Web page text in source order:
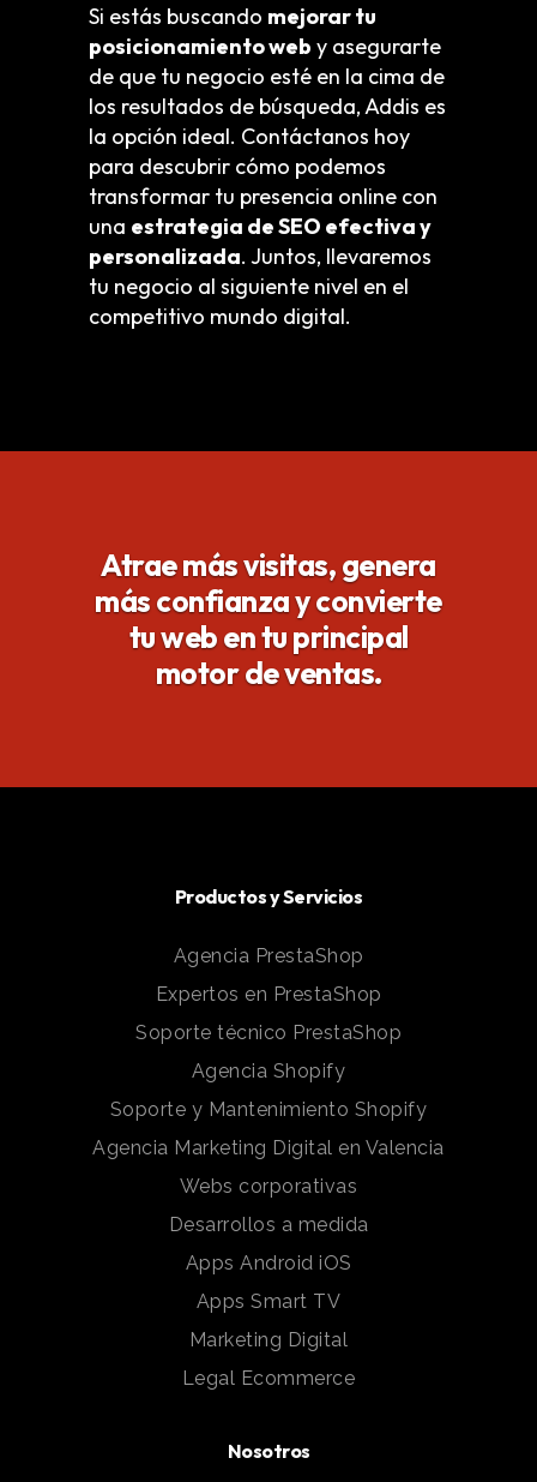
Si estás buscando mejorar tu
posicionamiento web y asegurarte
de que tu negocio esté en la cima de
los resultados de búsqueda, Addis es
la opción ideal. Contáctanos hoy
para descubrir cómo podemos
transformar tu presencia online con
una estrategia de SEO efectiva y
personalizada. Juntos, llevaremos
tu negocio al siguiente nivel en el
competitivo mundo digital.
Atrae más visitas, genera
más confianza y convierte
tu web en tu principal
motor de ventas.
Productos y Servicios
Agencia PrestaShop
Expertos en PrestaShop
Soporte técnico PrestaShop
Agencia Shopify
Soporte y Mantenimiento Shopify
Agencia Marketing Digital en Valencia
Webs corporativas
Desarrollos a medida
Apps Android iOS
Apps Smart TV
Marketing Digital
Legal Ecommerce
Nosotros